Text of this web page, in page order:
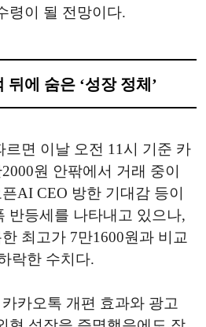
령이 될 전망이다.
뒤에 숨은 ‘성장 정체’
르면 이날 오전 11시 기준 카
원 안팎에서 거래 중이
AI CEO 방한 기대감 등이
반등세를 나타내고 있으나,
최고가 7만1600원과 비교
락한 수치다.
카오톡 개편 효과와 광고